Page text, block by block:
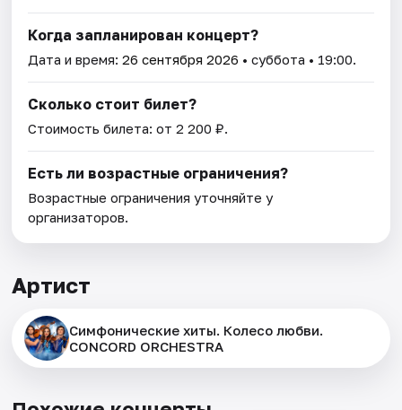
Когда запланирован концерт?
Дата и время:26 сентября 2026 • суббота • 19:00.
Сколько стоит билет?
Стоимость билета: от 2 200 ₽.
Есть ли возрастные ограничения?
Возрастные ограничения уточняйте у
организаторов.
Артист
Симфонические хиты. Колесо любви.
CONCORD ORCHESTRA